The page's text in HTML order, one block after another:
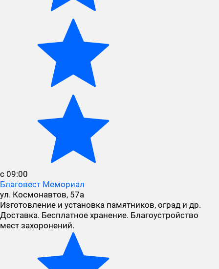
с 09:00
Благовест Мемориал
ул. Космонавтов, 57а
Изготовление и установка памятников, оград и др.
Доставка. Бесплатное хранение. Благоустройство
мест захоронений.